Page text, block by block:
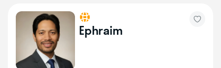
Ephraim